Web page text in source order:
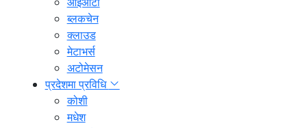
ब्लकचेन
क्लाउड
मेटाभर्स
अटोमेसन
प्रदेशमा प्रविधि
कोशी
मधेश